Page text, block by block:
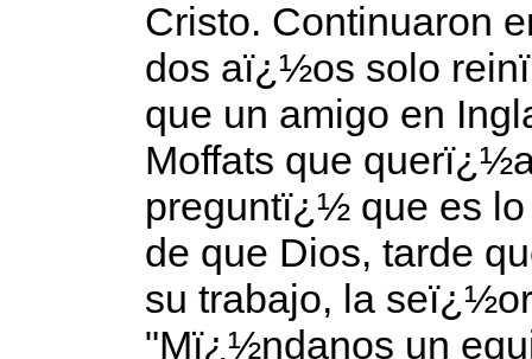
Cristo. Continuaron
dos aï¿½os solo
que un amigo en
Moffats que
preguntï¿½ que es
de que Dios, tarde
su trabajo, la
"Mï¿½ndanos un